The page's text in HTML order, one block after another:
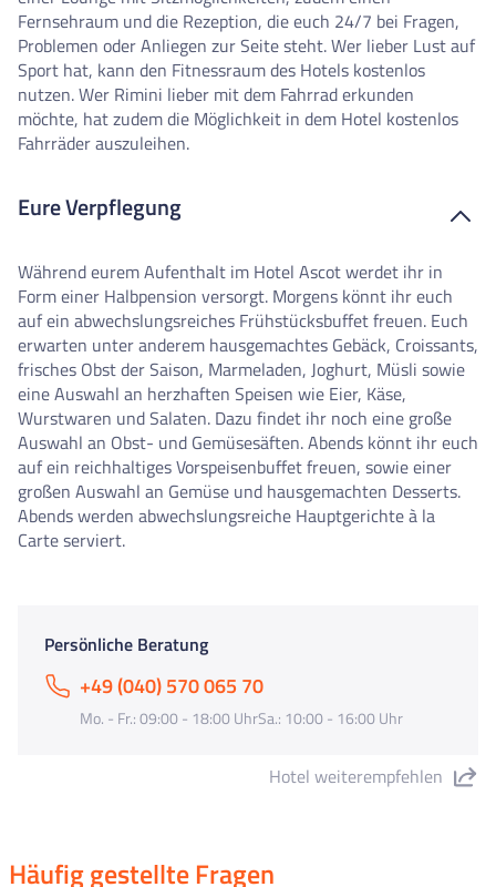
Fernsehraum und die Rezeption, die euch 24/7 bei Fragen,
Problemen oder Anliegen zur Seite steht. Wer lieber Lust auf
Sport hat, kann den Fitnessraum des Hotels kostenlos
nutzen. Wer Rimini lieber mit dem Fahrrad erkunden
möchte, hat zudem die Möglichkeit in dem Hotel kostenlos
Fahrräder auszuleihen.
Eure Verpflegung
Während eurem Aufenthalt im Hotel Ascot werdet ihr in
Form einer Halbpension versorgt. Morgens könnt ihr euch
auf ein abwechslungsreiches Frühstücksbuffet freuen. Euch
erwarten unter anderem hausgemachtes Gebäck, Croissants,
frisches Obst der Saison, Marmeladen, Joghurt, Müsli sowie
eine Auswahl an herzhaften Speisen wie Eier, Käse,
Wurstwaren und Salaten. Dazu findet ihr noch eine große
Auswahl an Obst- und Gemüsesäften. Abends könnt ihr euch
auf ein reichhaltiges Vorspeisenbuffet freuen, sowie einer
großen Auswahl an Gemüse und hausgemachten Desserts.
Abends werden abwechslungsreiche Hauptgerichte à la
Carte serviert.
Persönliche Beratung
+49 (040) 570 065 70
Mo. - Fr.: 09:00 - 18:00 UhrSa.: 10:00 - 16:00 Uhr
Hotel weiterempfehlen
Häufig gestellte Fragen